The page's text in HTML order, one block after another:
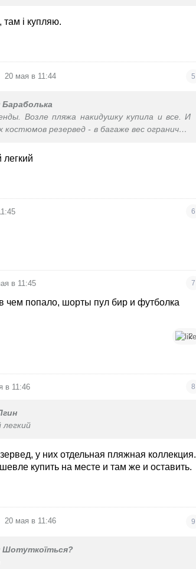
і купляю.
20 мая в 11:44 5
Бараболька
Возле пляжа накидушку купила и все. И
резервед - в багаже вес ограничен,
6
в 11:45 7
чем попало, шорты пул бир и футболка
2
в 11:46 8
легкий
у них отдельная пляжная коллекция.
купить на месте и там же и оставить.
20 мая в 11:46 9
Шотуткоїться?